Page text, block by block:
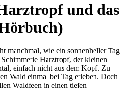
und das
manchmal, wie ein sonnenheller Tag
Schimmerie Harztropf, der kleinen
einfach nicht aus dem Kopf. Zu
Wald einmal bei Tag erleben. Doch
Waldfeen in einen tiefen